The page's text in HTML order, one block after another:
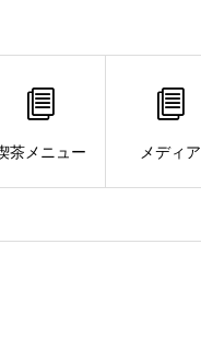
茶メニュー メディア